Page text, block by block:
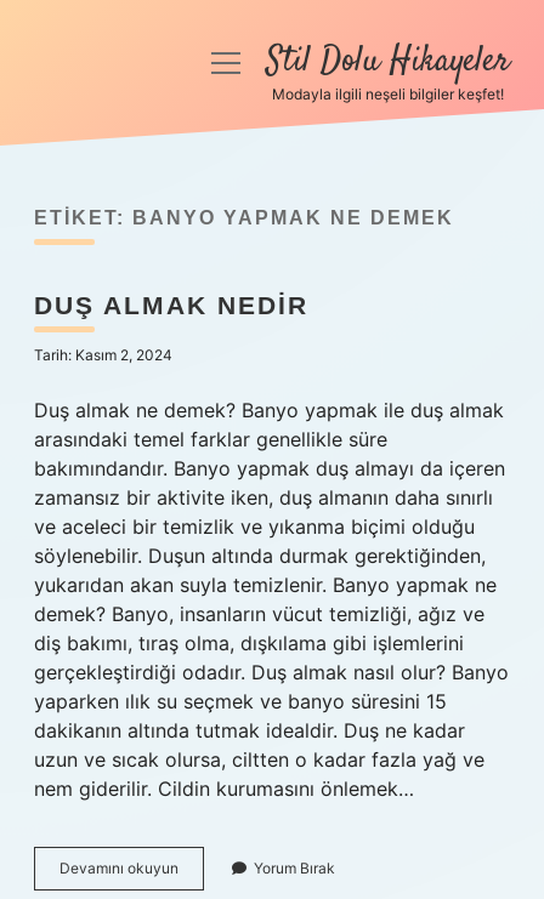
Anasayfa
Yasal Uyarı
Hakkımızda
menüyüStil Dolu Hikayeler
Modayla ilgili neşeli bilgiler keşfet!
ETIKET: BANYO YAPMAK NE DEMEK
DUŞ ALMAK NEDIR
Tarih: Kasım 2, 2024
Duş almak ne demek? Banyo yapmak ile duş almak
arasındaki temel farklar genellikle süre
bakımındandır. Banyo yapmak duş almayı da içeren
zamansız bir aktivite iken, duş almanın daha sınırlı
ve aceleci bir temizlik ve yıkanma biçimi olduğu
söylenebilir. Duşun altında durmak gerektiğinden,
yukarıdan akan suyla temizlenir. Banyo yapmak ne
demek? Banyo, insanların vücut temizliği, ağız ve
diş bakımı, tıraş olma, dışkılama gibi işlemlerini
gerçekleştirdiği odadır. Duş almak nasıl olur? Banyo
yaparken ılık su seçmek ve banyo süresini 15
dakikanın altında tutmak idealdir. Duş ne kadar
uzun ve sıcak olursa, ciltten o kadar fazla yağ ve
nem giderilir. Cildin kurumasını önlemek…
Devamını okuyun
Almak
Yorum Bırak